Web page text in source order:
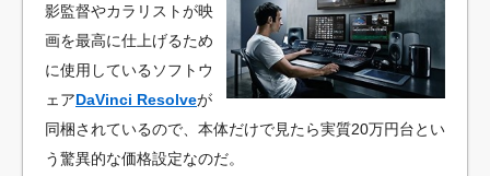
影監督やカラリストが映
画を最高に仕上げるため
に使用しているソフトウ
ェアDaVinci Resolveが
同梱されているので、本体だけで見たら実質20万円台とい
う驚異的な価格設定なのだ。